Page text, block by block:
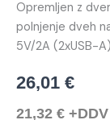
Opremljen z
polnjenje dveh
5V/2A (2xUSB-
26,01 €
21,32 € +DDV